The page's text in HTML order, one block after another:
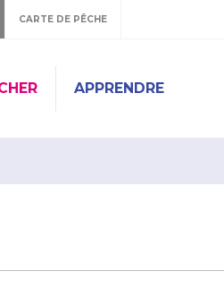
CARTE DE PÊCHE
APPRENDRE